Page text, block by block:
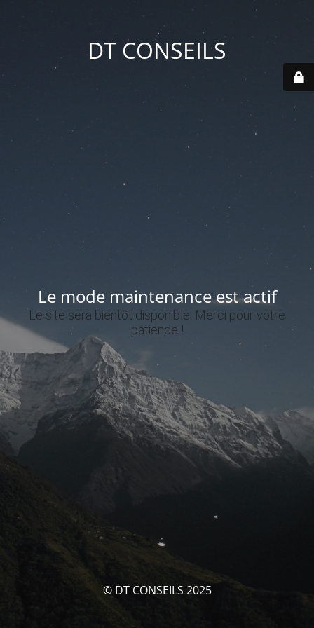
DT CONSEILS
Le mode maintenance est actif
Le site sera bientôt disponible. Merci pour votre
patience !
© DT CONSEILS 2025